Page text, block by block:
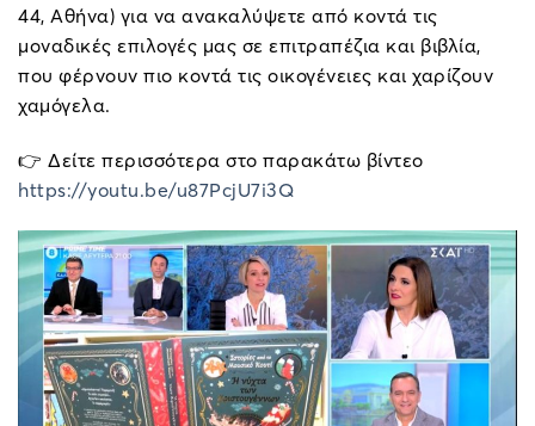
44, Αθήνα) για να ανακαλύψετε από κοντά τις
μοναδικές επιλογές μας σε επιτραπέζια και βιβλία,
που φέρνουν πιο κοντά τις οικογένειες και χαρίζουν
χαμόγελα.
👉 Δείτε περισσότερα στο παρακάτω βίντεο
https://youtu.be/u87PcjU7i3Q